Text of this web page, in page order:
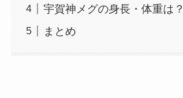
宇賀神メグの身長・体重は？
まとめ